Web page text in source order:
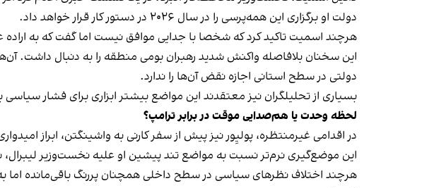
دولت او برگزاری این همه‌پرسی را در سال ۲۰۲۶ در دستور کار قرار خواهد داد.
هرچند اسمیت تاکید کرد که شخصا با جدایی موافق نیست اما گفت که به اراده
این سخنان بلافاصله واکنش شدید رهبران بومی منطقه را به دنبال داشت.
دولتی در سطح استانی اجازه نقض آن‌ها را ندارد.
بسیاری از تحلیلگران نیز معتقدند این مواضع بیشتر ابزاری برای فشار
لحظه وحدت یا هم‌صدایی موقت در برابر ترامپ؟
در اقدامی غیرمنتظره، پولیِور نیز پیش از سفر کارنی به واشینگتن، ابراز
این موضع‌گیری نرم‌تر نسبت به مواضع تند پیشین او علیه نخست‌وزیر
هرچند اختلاف نظرهای سیاسی در سطح داخلی همچنان پررنگ باقی‌مانده اما